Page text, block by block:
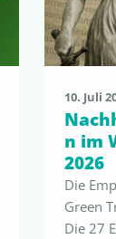
10. Juli
n im
2026
Die
Green
Die 27